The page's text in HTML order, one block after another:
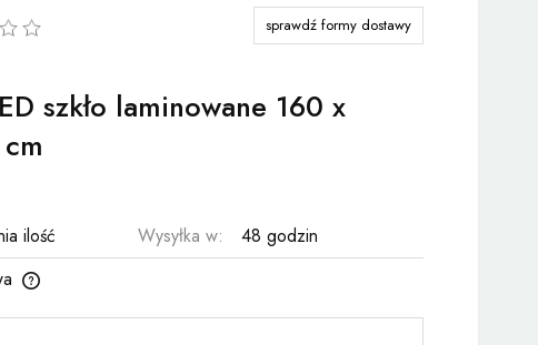
szkło laminowane 160 x
ilość Wysyłka w:
48 godzin
sprawdź formy dostawy